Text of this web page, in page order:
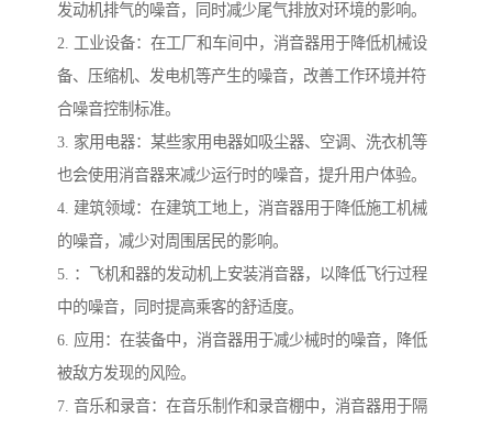
发动机排气的噪音，同时减少尾气排放对环境的影响。
2. 工业设备：在工厂和车间中，消音器用于降低机械设
备、压缩机、发电机等产生的噪音，改善工作环境并符
合噪音控制标准。
3. 家用电器：某些家用电器如吸尘器、空调、洗衣机等
也会使用消音器来减少运行时的噪音，提升用户体验。
4. 建筑领域：在建筑工地上，消音器用于降低施工机械
的噪音，减少对周围居民的影响。
5. ：飞机和器的发动机上安装消音器，以降低飞行过程
中的噪音，同时提高乘客的舒适度。
6. 应用：在装备中，消音器用于减少械时的噪音，降低
被敌方发现的风险。
7. 音乐和录音：在音乐制作和录音棚中，消音器用于隔